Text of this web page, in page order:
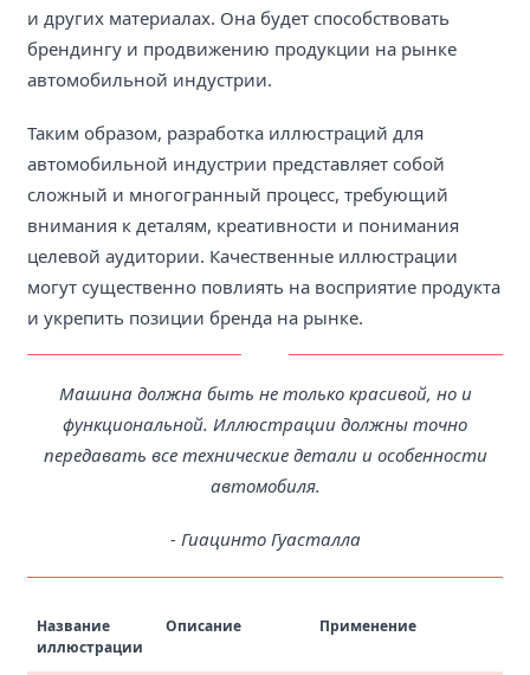
и других материалах. Она будет способствовать
брендингу и продвижению продукции на рынке
автомобильной индустрии.
Таким образом, разработка иллюстраций для
автомобильной индустрии представляет собой
сложный и многогранный процесс, требующий
внимания к деталям, креативности и понимания
целевой аудитории. Качественные иллюстрации
могут существенно повлиять на восприятие продукта
и укрепить позиции бренда на рынке.
Машина должна быть не только красивой, но и
функциональной. Иллюстрации должны точно
передавать все технические детали и особенности
автомобиля.
- Гиацинто Гуасталла
Название
иллюстрации
Описание Применение